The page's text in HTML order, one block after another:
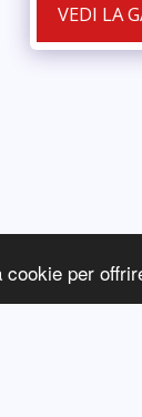
per
VEDI LA